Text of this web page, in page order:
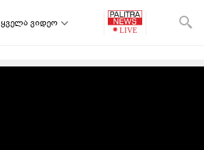
ყველა ვიდეო